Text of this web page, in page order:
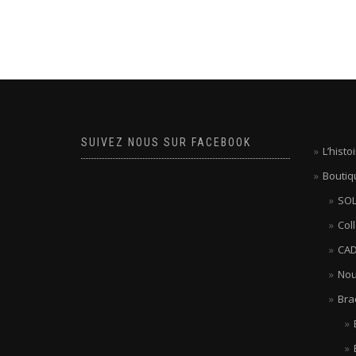
SUIVEZ NOUS SUR FACEBOOK